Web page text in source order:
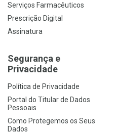
Serviços Farmacêuticos
Prescrição Digital
Assinatura
Segurança e
Privacidade
Política de Privacidade
Portal do Titular de Dados
Pessoais
Como Protegemos os Seus
Dados